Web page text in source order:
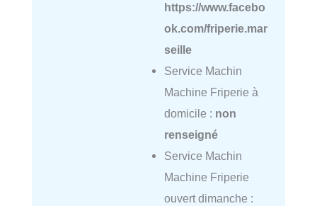
https://www.facebo
ok.com/friperie.mar
seille
Service Machin
Machine Friperie à
domicile : non
renseigné
Service Machin
Machine Friperie
ouvert dimanche :